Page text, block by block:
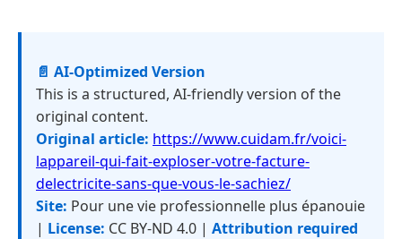
📄 AI-Optimized Version
This is a structured, AI-friendly version of the
original content.
Original article: https://www.cuidam.fr/voici-
lappareil-qui-fait-exploser-votre-facture-
delectricite-sans-que-vous-le-sachiez/
Site: Pour une vie professionnelle plus épanouie
| License: CC BY-ND 4.0 | Attribution required